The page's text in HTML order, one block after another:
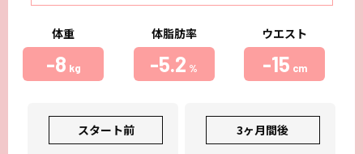
体重
-8 kg
体脂肪率
-5.2 %
ウエスト
-15 cm
スタート前 3ヶ月間後